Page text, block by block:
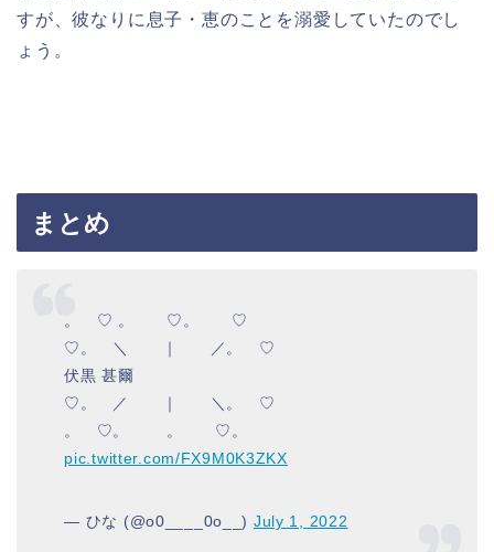
すが、彼なりに息子・恵のことを溺愛していたのでし
ょう。
まとめ
。 ♡ 。 ♡。 ♡
♡。 ＼ ｜ ／。 ♡
伏黒 甚爾
♡。 ／ ｜ ＼。 ♡
。 ♡。 。 ♡。
pic.twitter.com/FX9M0K3ZKX
— ひな (@o0____0o__) July 1, 2022